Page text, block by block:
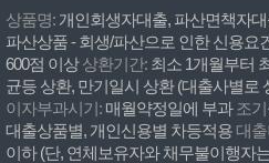
상품명: 개인회생자대출, 파산면책자
파산상품 - 회생/파산으로 인한 신용요
600점 이상상환기간: 최소 1개월부터
균등 상환, 만기일시 상환 (대출사별로
이자부과시기: 매월약정일에 부과 조
대출상품별, 개인신용별 차등적용 대
이하 (단, 연체보유자와 채무불이행자